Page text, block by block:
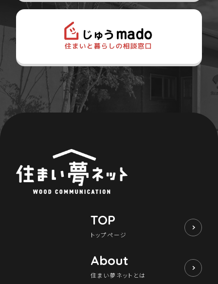
TOP
トップページ
About
住まい夢ネットとは